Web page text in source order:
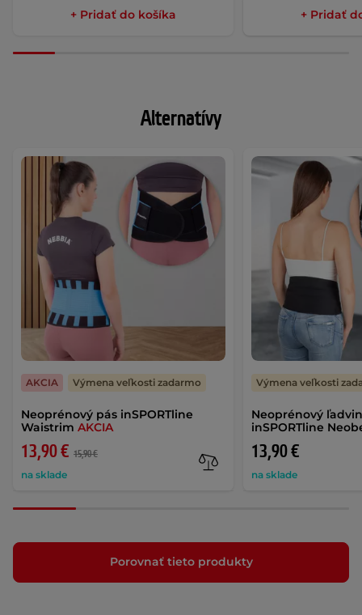
+ Pridať do košíka + Pridať
Alternatívy
Neoprénový pás inSPORTline
Waistrim AKCIA
13,90 € 15,90 €
na sklade
AKCIA Výmena veľkosti zadarmo
Neoprénový
inSPORTline
13,90 €
na sklade
Výmena veľkosti
Porovnať tieto produkty